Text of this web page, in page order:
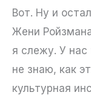
Вот. Ну и
Жени
я слежу. У нас
не знаю, как
культурная